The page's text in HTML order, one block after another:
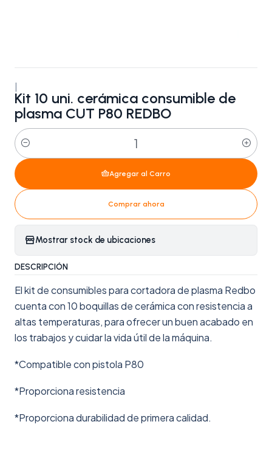
Kit 10 uni. cerámica consumible de
plasma CUT P80 REDBO
Cantidad
Agregar al Carro
Comprar ahora
Mostrar stock de ubicaciones
DESCRIPCIÓN
El kit de consumibles para cortadora de plasma Redbo
cuenta con 10 boquillas de cerámica con resistencia a
altas temperaturas, para ofrecer un buen acabado en
los trabajos y cuidar la vida útil de la máquina.
*Compatible con pistola P80
*Proporciona resistencia
*Proporciona durabilidad de primera calidad.